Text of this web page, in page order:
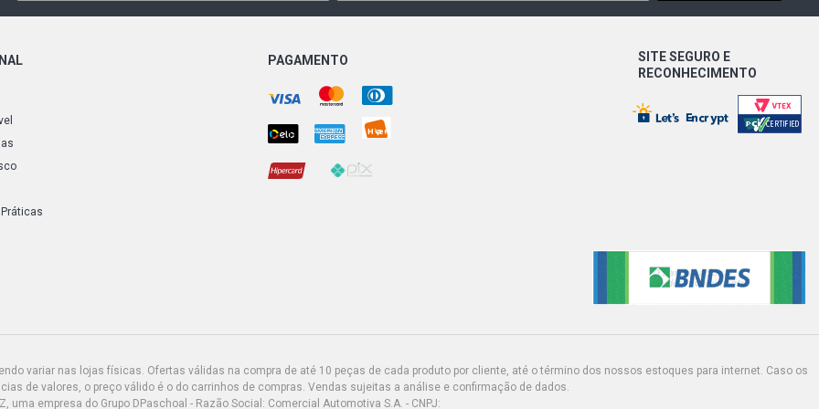
MONTANA OFF-ROAD PICKUP 1.8 8V FLEXPOWER
FLEX (2004 - 2006) CAMBIO MANUAL, FREIO SEM
MONTANA SPORT PICKUP 1.8 8V FLEXPOWER
FLEX (2004 - 2020) CAMBIO MANUAL, FREIO SEM
PAGAMENTO
SITE SEGURO E
RECONHECIMENTO
variar nas lojas físicas. Ofertas válidas na compra de até 10 peças de cada produto por cliente, até o término dos nossos estoques para internet. Caso os
de valores, o preço válido é o do carrinhos de compras. Vendas sujeitas a análise e confirmação de dados.
uma empresa do Grupo DPaschoal - Razão Social: Comercial Automotiva S.A. - CNPJ: